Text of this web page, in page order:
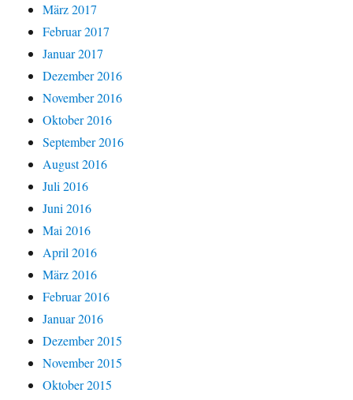
März 2017
Februar 2017
Januar 2017
Dezember 2016
November 2016
Oktober 2016
September 2016
August 2016
Juli 2016
Juni 2016
Mai 2016
April 2016
März 2016
Februar 2016
Januar 2016
Dezember 2015
November 2015
Oktober 2015